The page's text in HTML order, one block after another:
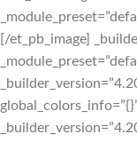
[/et_pb_image]